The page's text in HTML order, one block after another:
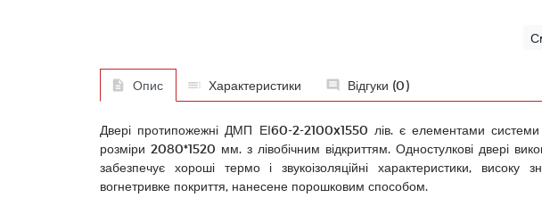
Опис Характеристики Відгуки (0)
Двері протипожежні ДМП ЕІ60-2-2100x1550 лів. є елементами
розміри 2080*1520 мм. з лівобічним відкриттям. Одностулкові двері
забезпечує хороші термо і звукоізоляційні характеристики,
вогнетривке покриття, нанесене порошковим способом.